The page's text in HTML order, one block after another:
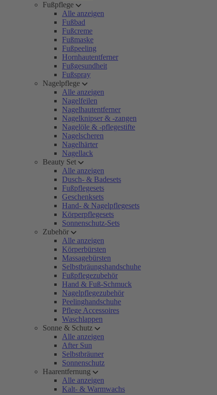
Fußpflege
Alle anzeigen
Fußbad
Fußcreme
Fußmaske
Fußpeeling
Hornhautentferner
Fußgesundheit
Fußspray
Nagelpflege
Alle anzeigen
Nagelfeilen
Nagelhautentferner
Nagelknipser & -zangen
Nagelöle & -pflegestifte
Nagelscheren
Nagelhärter
Nagellack
Beauty Set
Alle anzeigen
Dusch- & Badesets
Fußpflegesets
Geschenksets
Hand- & Nagelpflegesets
Körperpflegesets
Sonnenschutz-Sets
Zubehör
Alle anzeigen
Körperbürsten
Massagebürsten
Selbstbräungshandschuhe
Fußpflegezubehör
Hand & Fuß-Schmuck
Nagelpflegezubehör
Peelinghandschuhe
Pflege Accessoires
Waschlappen
Sonne & Schutz
Alle anzeigen
After Sun
Selbstbräuner
Sonnenschutz
Haarentfernung
Alle anzeigen
Kalt- & Warmwachs